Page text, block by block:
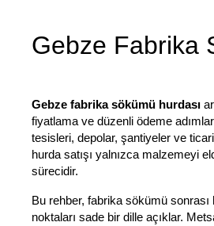
Gebze Fabrika
Gebze fabrika sökümü hurdası
fiyatlama ve düzenli ödeme
tesisleri, depolar, şantiyeler ve
hurda satışı yalnızca malzemeyi
sürecidir.
Bu rehber, fabrika sökümü
noktaları sade bir dille açıklar.